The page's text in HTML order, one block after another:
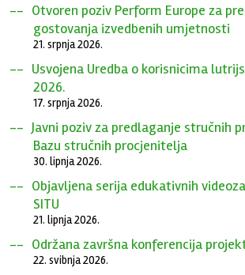
Otvoren poziv Perform Europe za
gostovanja izvedbenih umjetnosti
21. srpnja 2026.
Usvojena Uredba o korisnicima
2026.
17. srpnja 2026.
Javni poziv za predlaganje stručnih
Bazu stručnih procjenitelja
30. lipnja 2026.
Objavljena serija edukativnih
SITU
21. lipnja 2026.
Održana završna konferencija
22. svibnja 2026.